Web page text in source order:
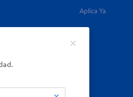
Aplica Ya